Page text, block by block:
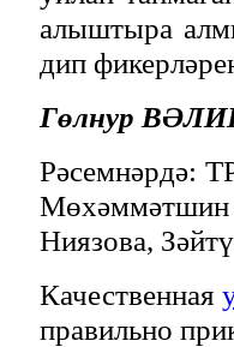
алыштыра
дип
Гөлнур
Рәсемнәрдә:
Мөхәммәтшин
Ниязова,
Качественная
правильно